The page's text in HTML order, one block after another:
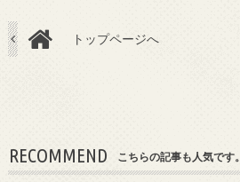
トップページへ
RECOMMEND こちらの記事も人気です。